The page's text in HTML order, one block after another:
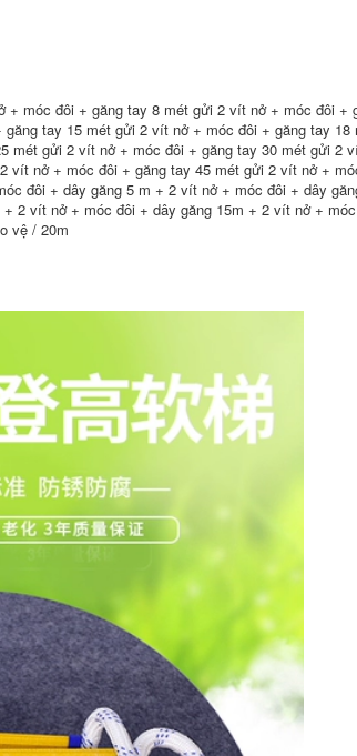
móc đôi + găng tay 8 mét gửi 2 vít nở + móc đôi +
tay 15 mét gửi 2 vít nở + móc đôi + găng tay 18
mét gửi 2 vít nở + móc đôi + găng tay 30 mét gửi 2
vít nở + móc đôi + găng tay 45 mét gửi 2 vít nở +
đôi + dây găng 5 m + 2 vít nở + móc đôi + dây
2 vít nở + móc đôi + dây găng 15m + 2 vít nở +
vệ / 20m